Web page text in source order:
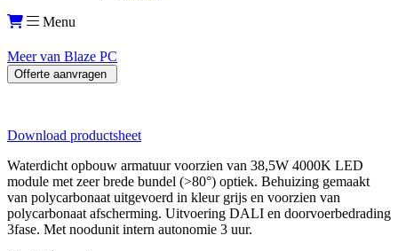
Menu
Meer van Blaze PC
Offerte aanvragen
Download productsheet
Waterdicht opbouw armatuur voorzien van 38,5W 4000K LED
module met zeer brede bundel (>80°) optiek. Behuizing gemaakt
van polycarbonaat uitgevoerd in kleur grijs en voorzien van
polycarbonaat afscherming. Uitvoering DALI en doorvoerbedrading
3fase. Met noodunit intern autonomie 3 uur.